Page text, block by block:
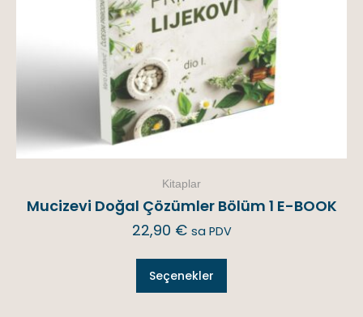
Kitaplar
Mucizevi Doğal Çözümler Bölüm 1 E-BOOK
22,90 € sa PDV
Seçenekler